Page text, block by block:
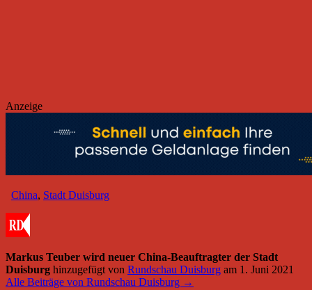
Anzeige
China, Stadt Duisburg
Markus Teuber wird neuer China-Beauftragter der Stadt
Duisburg hinzugefügt von Rundschau Duisburg am 1. Juni 2021
Alle Beiträge von Rundschau Duisburg →